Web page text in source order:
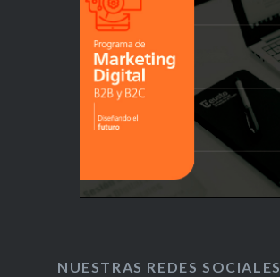
NUESTRAS REDES SOCIALES